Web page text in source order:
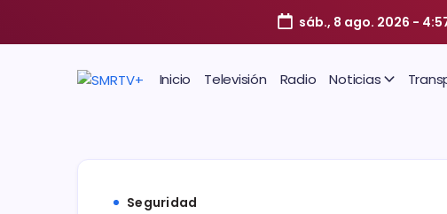
sáb., 8 ago. 2026 -
Inicio Televisión Radio Noticias
Seguridad